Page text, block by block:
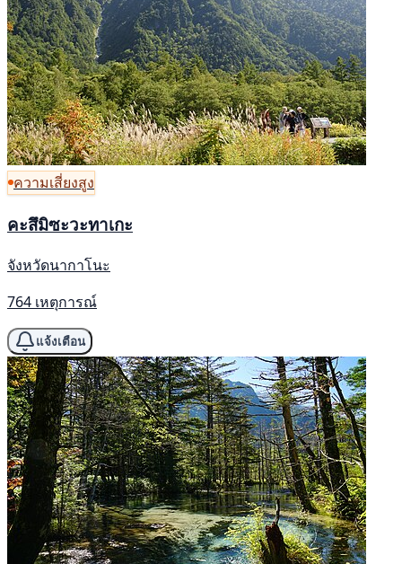
ความเสี่ยงสูง
คะสึมิซะวะทาเกะ
จังหวัดนากาโนะ
764 เหตุการณ์
แจ้งเตือน